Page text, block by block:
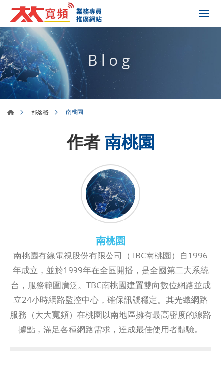
Blog
部落格 南桃園
作者南桃園
南桃園
南桃園有線電視股份有限公司（TBC南桃園）自1996
年成立，並於1999年在全區開播，是全國第二大系統
台，服務範圍廣泛。TBC南桃園建置雙向數位網路並成
立24小時網路監控中心，確保訊號穩定。其光纖網路
服務（大大寬頻）在桃園以南地區擁有最高密度的線路
據點，滿足各種網路需求，達成最佳使用者體驗。